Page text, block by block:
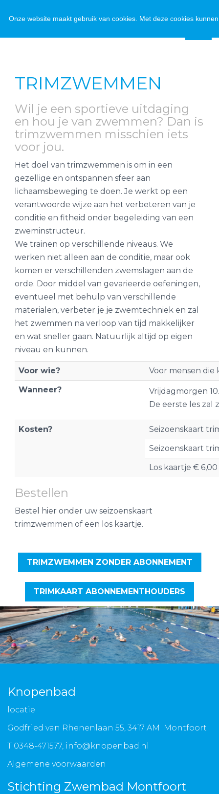
TRIMZWEMMEN
Wil je een sportieve uitdaging
en hou je van zwemmen? Dan is
trimzwemmen misschien iets
voor jou.
Het doel van trimzwemmen is om in een
gezellige en ontspannen sfeer aan
lichaamsbeweging te doen. Je werkt op een
verantwoorde wijze aan het verbeteren van je
conditie en fitheid onder begeleiding van een
zweminstructeur.
We trainen op verschillende niveaus. We
werken niet alleen aan de conditie, maar ook
komen er verschillenden zwemslagen aan de
orde. Door middel van gevarieerde oefeningen,
eventueel met behulp van verschillende
materialen, verbeter je je zwemtechniek en zal
het zwemmen na verloop van tijd makkelijker
en wat sneller gaan. Natuurlijk altijd op eigen
niveau en kunnen.
Voor wie? Voor mensen
Wanneer?
Vrijdagmorgen
De eerste les zal
Kosten? Seizoenskaart
Seizoenskaart
Los kaartje € 6,00
Bestellen
Bestel hier onder uw seizoenskaart
trimzwemmen of een los kaartje.
TRIMZWEMMEN ZONDER ABONNEMENT
TRIMKAART ABONNEMENTHOUDERS
Knopenbad
locatie
Godfried van Rhenenlaan 55, 3417 AM Montfoort
T 0348-471577, info@knopenbad.nl
Algemene voorwaarden
Stichting Zwembad Montfoort
Onze website maakt gebruik van cookies. Met deze cookies